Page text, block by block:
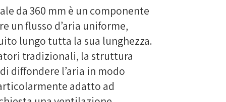
da 360 mm è un componente
un flusso d’aria uniforme,
lungo tutta la sua lunghezza.
tradizionali, la struttura
diffondere l’aria in modo
adatto ad